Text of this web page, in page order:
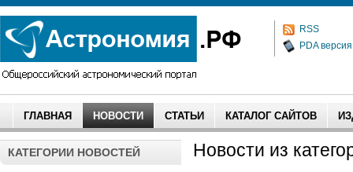
RSS
PDA версия
ГЛАВНАЯ НОВОСТИ СТАТЬИ КАТАЛОГ САЙТОВ
КАТЕГОРИИ НОВОСТЕЙ Новости из